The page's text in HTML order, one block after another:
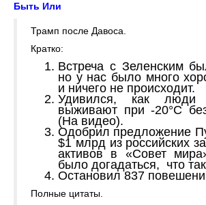
Быть Или
Трамп после Давоса.
Кратко:
Встреча с Зеленским
но у нас было много
и ничего не происходит.
Удивился, как люди
выживают при -20°С
(На видео).
Одобрил предложение
$1 млрд из российских
активов в «Совет
было догадаться, что
Остановил 837
Полные цитаты.